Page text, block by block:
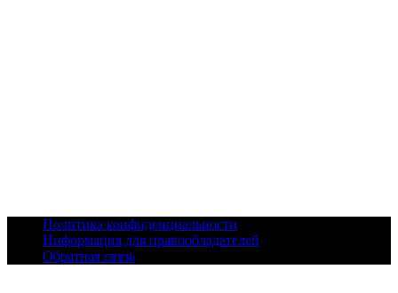
content
Политика конфиденциальности
Информация для правообладателей
Обратная связь